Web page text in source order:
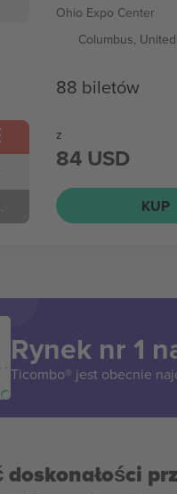
Ohio Expo Center
Columbus,
88 biletów
z
84 USD
KUP
Rynek nr 1
Ticombo® jest obecnie
doskonałości